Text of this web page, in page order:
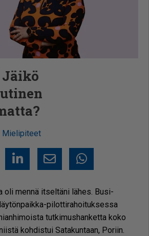
Mielipiteet
LinkedIn
SähköpostiWhatsapp
oli men­nä it­sel­tä­ni lä­hes. Bu­si­
pi­lot­ti­ra­hoi­tuk­ses­sa
tut­ki­mus­han­ket­ta koko
koh­dis­tui Sa­ta­kun­taan, Po­riin.